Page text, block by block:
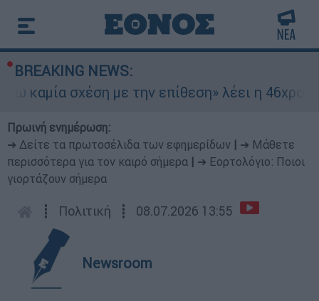
BREAKING NEWS:
σχέση με την επίθεση» λέει η 46χρονη - Τι
Πρωινή ενημέρωση:
➔ Δείτε τα πρωτοσέλιδα των εφημερίδων
➔ Μάθετε
περισσότερα για τον καιρό σήμερα
➔ Εορτολόγιο: Ποιοι
γιορτάζουν σήμερα
┋ Πολιτική ┋ 08.07.2026 13:55
Newsroom